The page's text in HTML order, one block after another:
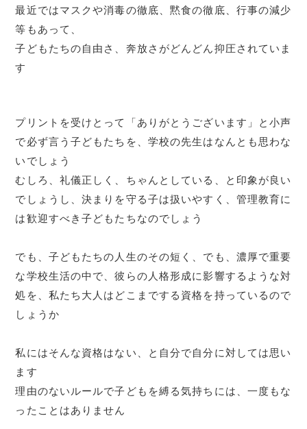
最近ではマスクや消毒の徹底、黙食の徹底、行事の減少
等もあって、
子どもたちの自由さ、奔放さがどんどん抑圧されていま
す
プリントを受けとって「ありがとうございます」と小声
で必ず言う子どもたちを、学校の先生はなんとも思わな
いでしょう
むしろ、礼儀正しく、ちゃんとしている、と印象が良い
でしょうし、決まりを守る子は扱いやすく、管理教育に
は歓迎すべき子どもたちなのでしょう
でも、子どもたちの人生のその短く、でも、濃厚で重要
な学校生活の中で、彼らの人格形成に影響するような対
処を、私たち大人はどこまでする資格を持っているので
しょうか
私にはそんな資格はない、と自分で自分に対しては思い
ます
理由のないルールで子どもを縛る気持ちには、一度もな
ったことはありません